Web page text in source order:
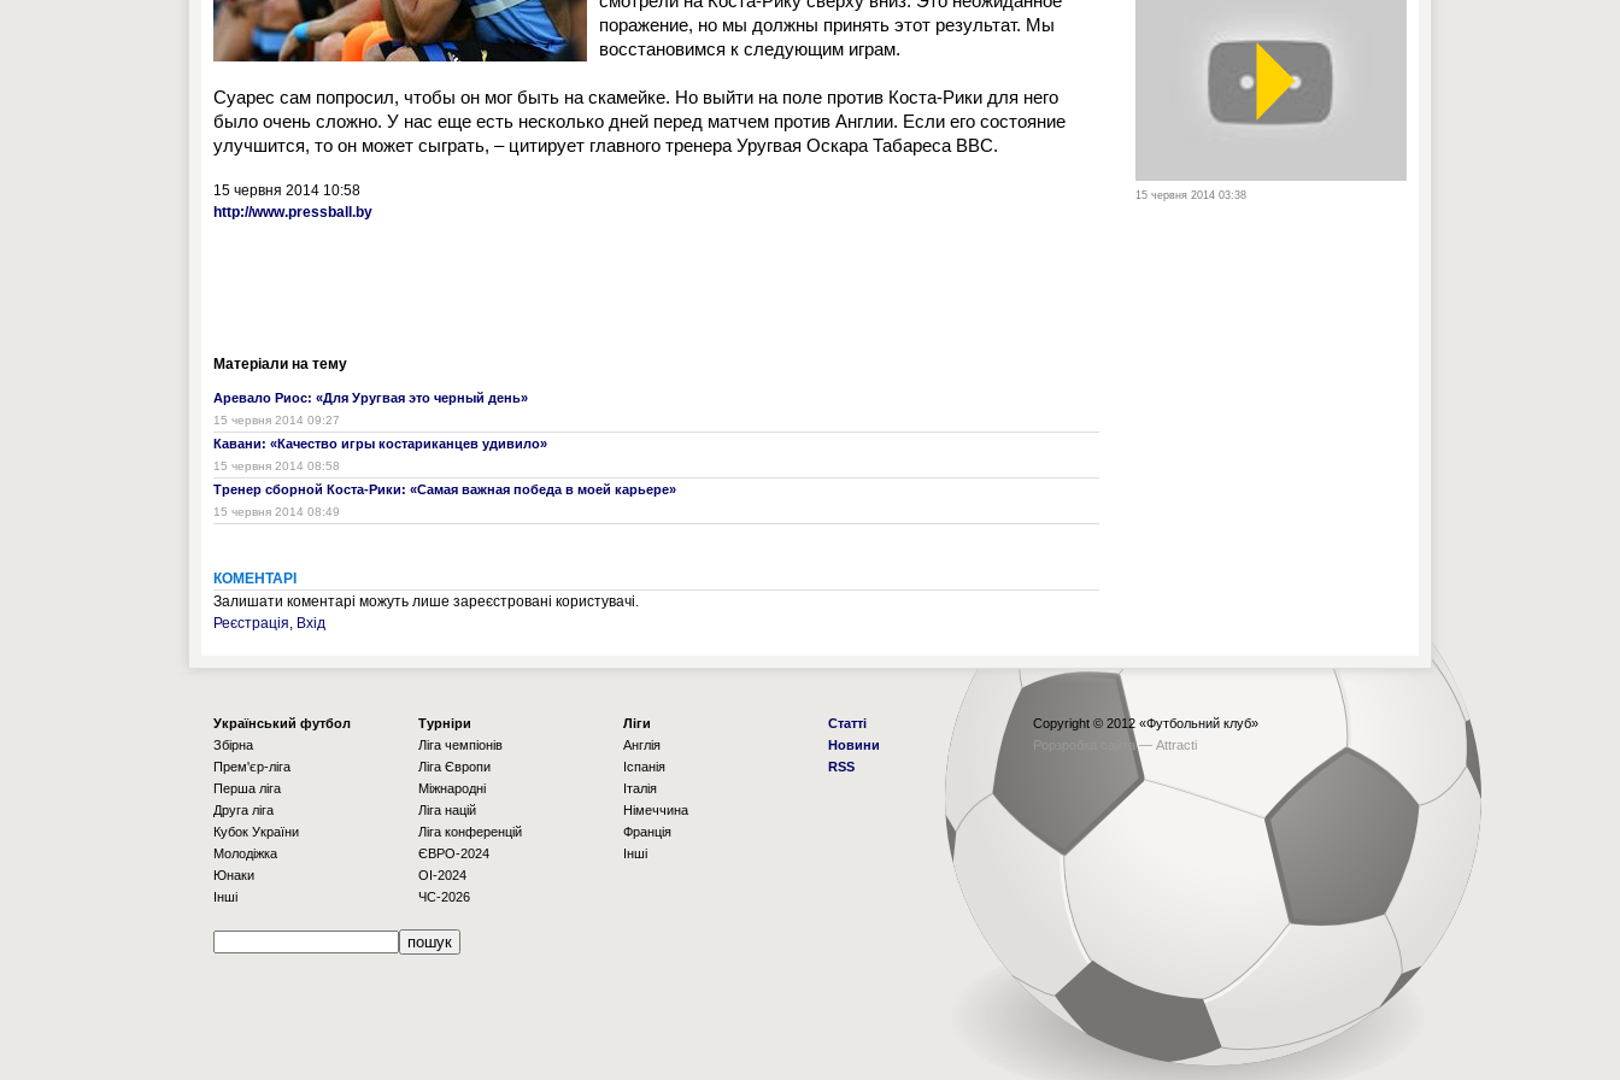
поражение, но мы должны принять этот результат. Мы
восстановимся к следующим играм.
Суарес сам попросил, чтобы он мог быть на скамейке. Но выйти на поле против Коста-Рики для него
было очень сложно. У нас еще есть несколько дней перед матчем против Англии. Если его состояние
улучшится, то он может сыграть, – цитирует главного тренера Уругвая Оскара Табареса ВВС.
15 червня 2014 10:58
http://www.pressball.by
Матеріали на тему
Аревало Риос: «Для Уругвая это черный день»
15 червня 2014 09:27
Кавани: «Качество игры костариканцев удивило»
15 червня 2014 08:58
Тренер сборной Коста-Рики: «Самая важная победа в моей карьере»
15 червня 2014 08:49
КОМЕНТАРІ
Залишати коментарі можуть лише зареєстровані користувачі.
Реєстрація, Вхід
15 червня 2014 03:38
Українcький футбол
Збірна
Прем'єр-ліга
Перша ліга
Друга ліга
Кубок України
Молодіжка
Юнаки
Інші
Турніри
Ліга чемпіонів
Ліга Європи
Міжнародні
Ліга націй
Ліга конференцій
ЄВРО-2024
OI-2024
ЧС-2026
Ліги
Англія
Іспанія
Італія
Німеччина
Франція
Інші
Статті
Новини
RSS
Copyright © 2012 «Футбольний клуб»
Рорзробка сайта — Attracti